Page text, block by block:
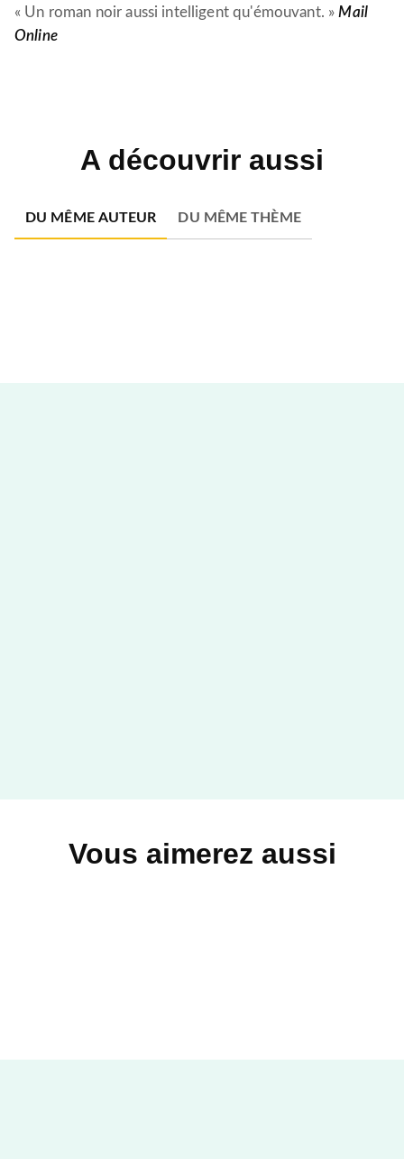
« Un roman noir aussi intelligent qu'émouvant. » Mail
Online
A découvrir aussi
DU MÊME AUTEUR DU MÊME THÈME
Vous aimerez aussi